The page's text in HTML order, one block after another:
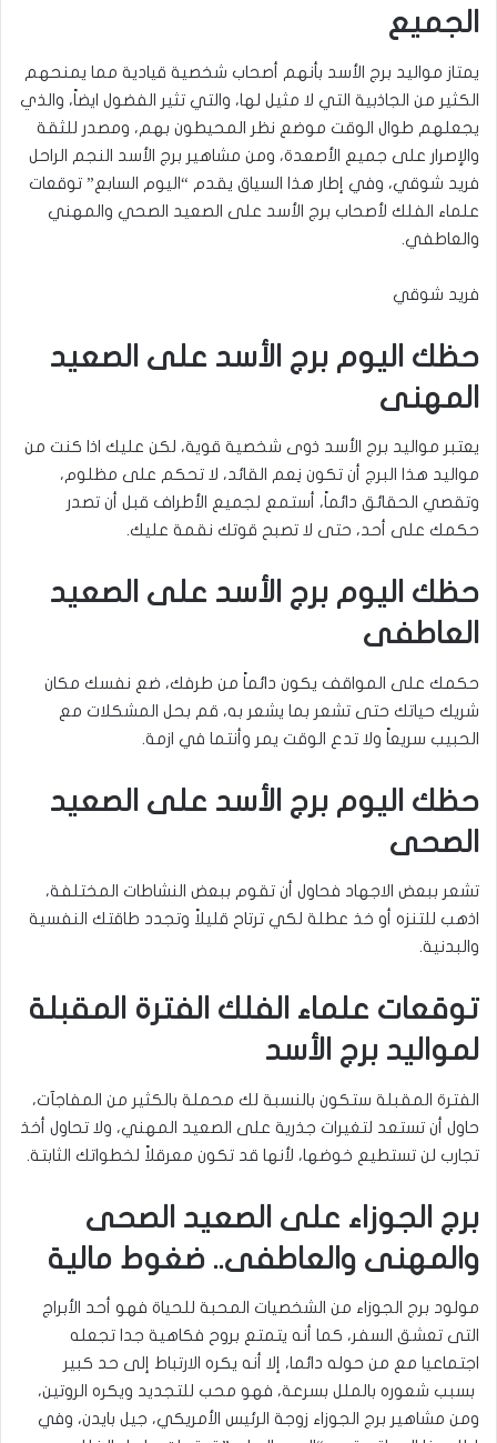
الجميع
يمتاز مواليد برج الأسد بأنهم أصحاب شخصية قيادية مما يمنحهم
الكثير من الجاذبية التي لا مثيل لها، والتي تثير الفضول ايضاً، والذي
يجعلهم طوال الوقت موضع نظر المحيطون بهم، ومصدر للثقة
والإصرار على جميع الأصعدة، ومن مشاهير برج الأسد النجم الراحل
فريد شوقي، وفي إطار هذا السياق يقدم “اليوم السابع” توقعات
علماء الفلك لأصحاب برج الأسد على الصعيد الصحي والمهني
والعاطفي.
فريد شوقي
حظك اليوم برج الأسد على الصعيد
المهنى
يعتبر مواليد برج الأسد ذوى شخصية قوية، لكن عليك اذا كنت من
مواليد هذا البرج أن تكون نِعم القائد، لا تحكم على مظلوم،
وتقصي الحقائق دائماً، أستمع لجميع الأطراف قبل أن تصدر
حكمك على أحد، حتى لا تصبح قوتك نقمة عليك.
حظك اليوم برج الأسد على الصعيد
العاطفى
حكمك على المواقف يكون دائماً من طرفك، ضع نفسك مكان
شريك حياتك حتى تشعر بما يشعر به، قم بحل المشكلات مع
الحبيب سريعاً ولا تدع الوقت يمر وأنتما في ازمة.
حظك اليوم برج الأسد على الصعيد
الصحى
تشعر ببعض الاجهاد فحاول أن تقوم ببعض النشاطات المختلفة،
اذهب للتنزه أو خذ عطلة لكي ترتاح قليلاً وتجدد طاقتك النفسية
والبدنية.
توقعات علماء الفلك الفترة المقبلة
لمواليد برج الأسد
الفترة المقبلة ستكون بالنسبة لك محملة بالكثير من المفاجآت،
حاول أن تستعد لتغيرات جذرية على الصعيد المهني، ولا تحاول أخذ
تجارب لن تستطيع خوضها، لأنها قد تكون معرقلاً لخطواتك الثابتة.
برج الجوزاء على الصعيد الصحى
والمهنى والعاطفى.. ضغوط مالية
مولود برج الجوزاء من الشخصيات المحبة للحياة فهو أحد الأبراج
التى تعشق السفر، كما أنه يتمتع بروح فكاهية جدا تجعله
اجتماعيا مع من حوله دائما، إلا أنه يكره الارتباط إلى حد كبير
بسبب شعوره بالملل بسرعة، فهو محب للتجديد ويكره الروتين،
ومن مشاهير برج الجوزاء زوجة الرئيس الأمريكي، جيل بايدن، وفي